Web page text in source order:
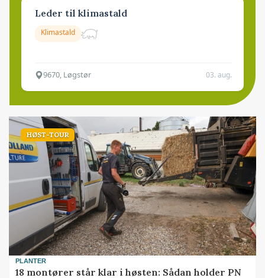
Leder til klimastald
Klimastald
9670, Løgstør 03. aug.
HØST-TOUR
PLANTER
18 montører står klar i høsten: Sådan holder PN